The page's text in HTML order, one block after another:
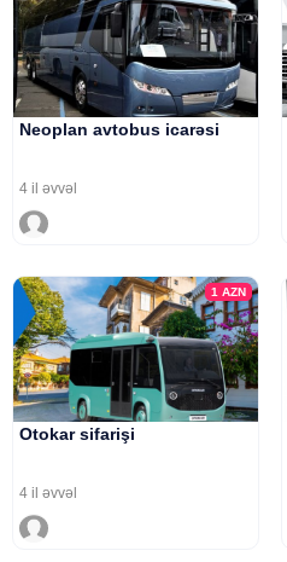
Neoplan avtobus icarəsi
4 il əvvəl
1AZN
Otokar sifarişi
4 il əvvəl